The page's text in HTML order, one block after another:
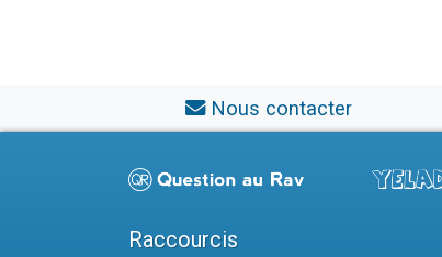
Nous contacter
Raccourcis